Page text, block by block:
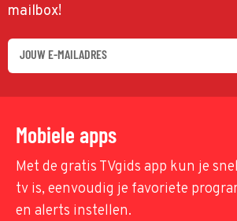
mailbox!
Mobiele apps
Met de gratis TVgids app kun je
tv is, eenvoudig je favoriete
en alerts instellen.